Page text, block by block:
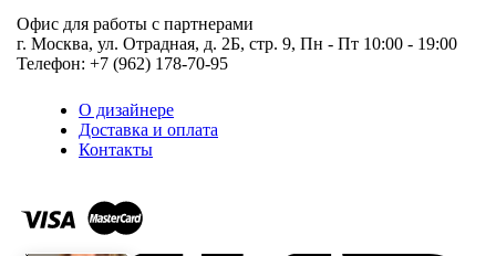
Офис для работы с партнерами
г. Москва, ул. Отрадная, д. 2Б, стр. 9, Пн - Пт 10:00 - 19:00
Телефон: +7 (962) 178-70-95
О дизайнере
Доставка и оплата
Контакты